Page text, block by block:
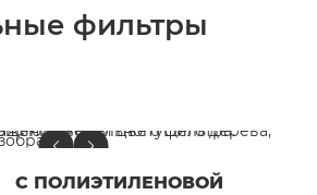
фильтры
С ПОЛИЭТИЛЕНОВОЙ